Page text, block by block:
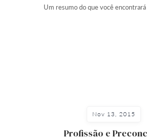
Um resumo do que você
Nov 13, 2015
Profissão e